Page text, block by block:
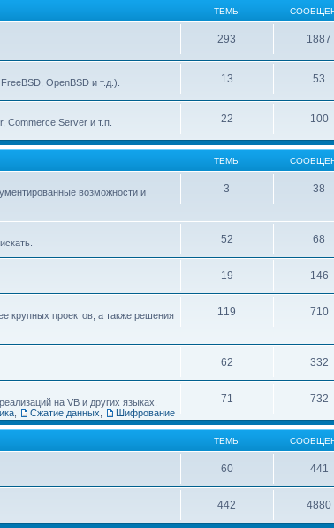
ТЕМЫ
293 1887
OpenBSD и т.д.).
13 53
Commerce Server и т.п.
22 100
ТЕМЫ
возможности и
3 38
52 68
19 146
крупных проектов, а также решения
119 710
62 332
на VB и других языках.
Сжатие данных Шифрование
71 732
ТЕМЫ
60 441
442 4880